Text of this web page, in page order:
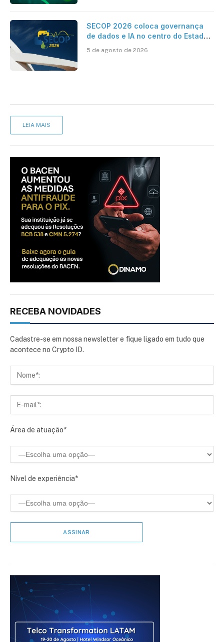
SECOP 2026 coloca governança
de dados e IA no centro do Estado
inteligente
5 de agosto de 2026
LEIA MAIS
RECEBA NOVIDADES
Cadastre-se em nossa newsletter e fique ligado em tudo que
acontece no Crypto ID.
Área de atuação*
Nível de experiência*